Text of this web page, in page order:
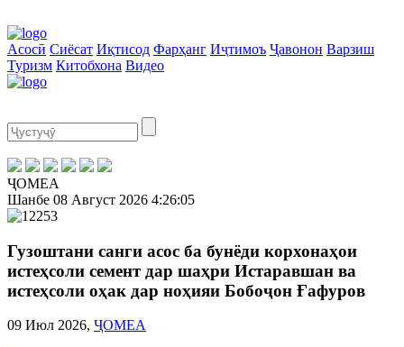
Асосӣ Сиёсат Иқтисод Фарҳанг Иҷтимоъ Ҷавонон Варзиш
Туризм Китобхона Видео
ҶОМЕА
Шанбе 08 Август 2026 4:26:05
Гузоштани санги асос ба бунёди корхонаҳои
истеҳсоли семент дар шаҳри Истаравшан ва
истеҳсоли оҳак дар ноҳияи Бобоҷон Ғафуров
09 Июл 2026, ҶОМЕА